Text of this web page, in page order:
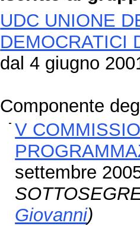
UDC UNIONE
DEMOCRATICI
dal 4 giugno
Componente
V
settembre
Giovanni)